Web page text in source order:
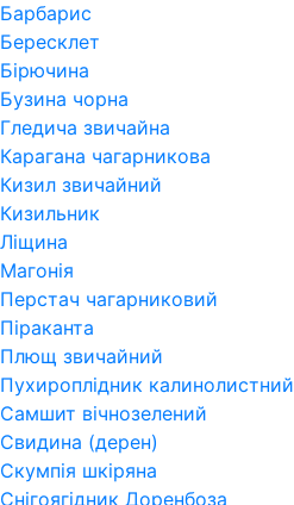
Барбарис
Бересклет
Бірючина
Бузина чорна
Гледича звичайна
Карагана чагарникова
Кизил звичайний
Кизильник
Ліщина
Магонія
Перстач чагарниковий
Піраканта
Плющ звичайний
Пухироплідник калинолистний
Самшит вічнозелений
Свидина (дерен)
Скумпія шкіряна
Снігоягідник Доренбоза